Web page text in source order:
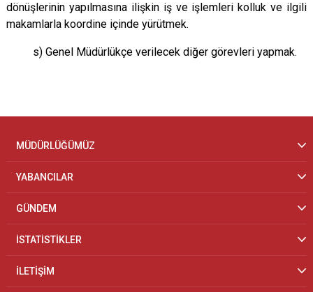
dönüşlerinin yapılmasına ilişkin iş ve işlemleri kolluk ve ilgili
makamlarla koordine içinde yürütmek.
s) Genel Müdürlükçe verilecek diğer görevleri yapmak.
MÜDÜRLÜĞÜMÜZ
YABANCILAR
GÜNDEM
İSTATİSTİKLER
İLETİŞİM